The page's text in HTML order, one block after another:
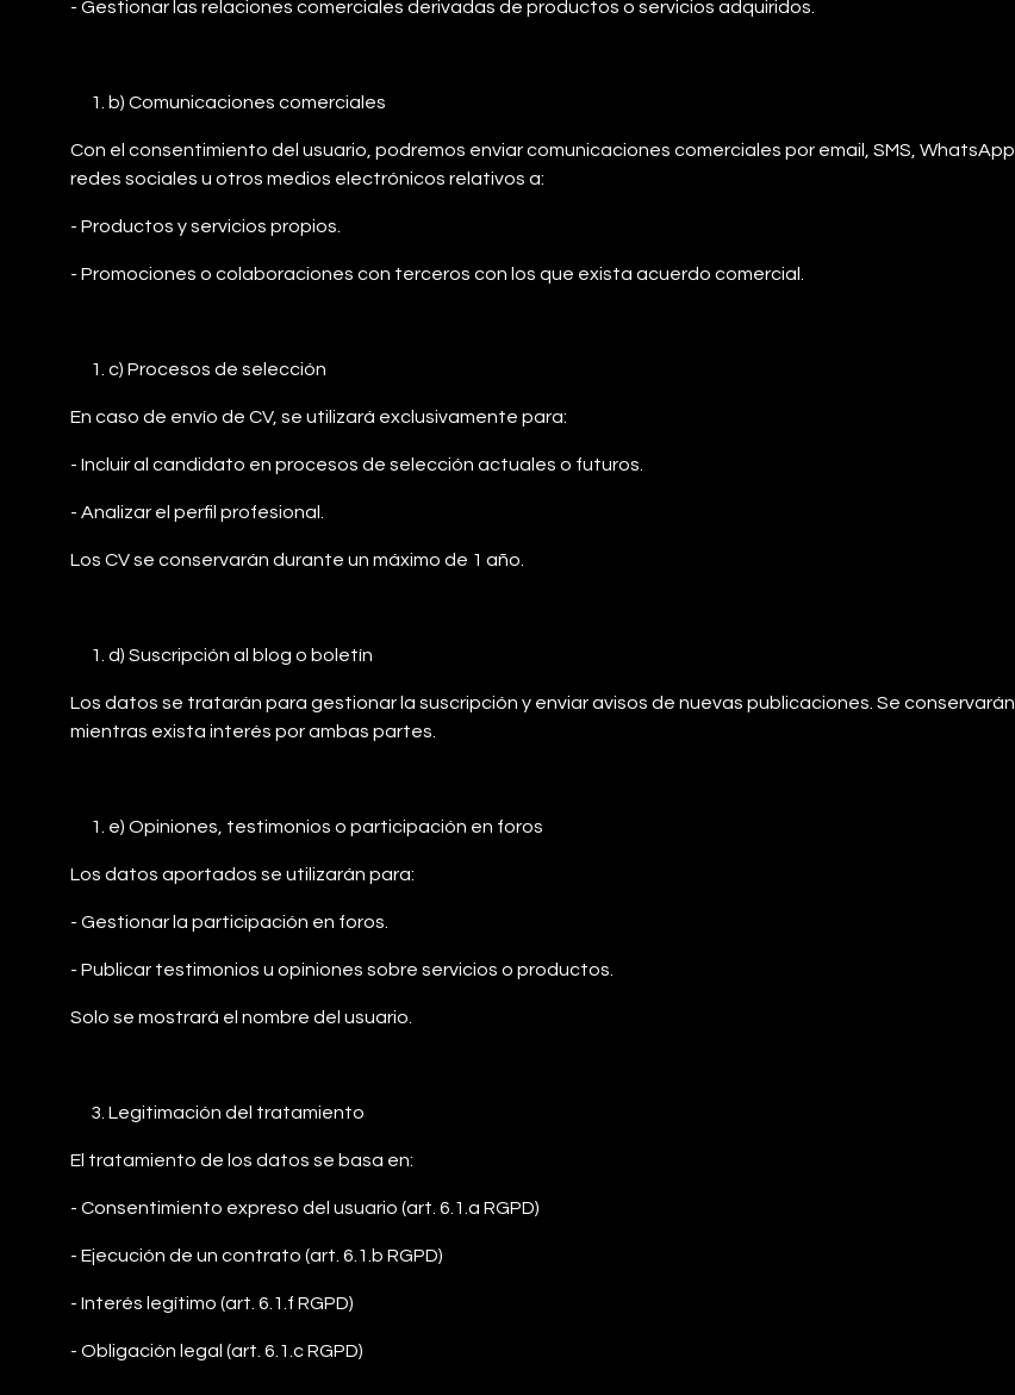
- Gestionar las relaciones comerciales derivadas de productos o servicios adquiridos.
b) Comunicaciones comerciales
Con el consentimiento del usuario, podremos enviar comunicaciones comerciales por email, SMS, WhatsApp,
redes sociales u otros medios electrónicos relativos a:
- Productos y servicios propios.
- Promociones o colaboraciones con terceros con los que exista acuerdo comercial.
c) Procesos de selección
En caso de envío de CV, se utilizará exclusivamente para:
- Incluir al candidato en procesos de selección actuales o futuros.
- Analizar el perfil profesional.
Los CV se conservarán durante un máximo de 1 año.
d) Suscripción al blog o boletín
Los datos se tratarán para gestionar la suscripción y enviar avisos de nuevas publicaciones. Se conservarán
mientras exista interés por ambas partes.
e) Opiniones, testimonios o participación en foros
Los datos aportados se utilizarán para:
- Gestionar la participación en foros.
- Publicar testimonios u opiniones sobre servicios o productos.
Solo se mostrará el nombre del usuario.
Legitimación del tratamiento
El tratamiento de los datos se basa en:
- Consentimiento expreso del usuario (art. 6.1.a RGPD)
- Ejecución de un contrato (art. 6.1.b RGPD)
- Interés legítimo (art. 6.1.f RGPD)
- Obligación legal (art. 6.1.c RGPD)